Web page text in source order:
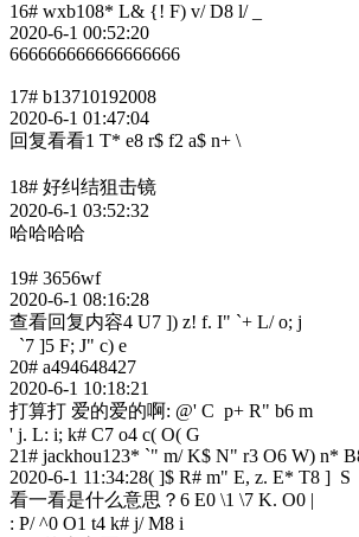
16# wxb108* L& {! F) v/ D8 l/ _
2020-6-1 00:52:20
666666666666666666
17# b13710192008
2020-6-1 01:47:04
回复看看1 T* e8 r$ f2 a$ n+ \
18# 好纠结狙击镜
2020-6-1 03:52:32
哈哈哈哈
19# 3656wf
2020-6-1 08:16:28
查看回复内容4 U7 ]) z! f. I" `+ L/ o; j
`7 ]5 F; J" c) e
20# a494648427
2020-6-1 10:18:21
打算打 爱的爱的啊: @' C p+ R" b6 m
' j. L: i; k# C7 o4 c( O( G
21# jackhou123* `" m/ K$ N" r3 O6 W) n* B8
2020-6-1 11:34:28( ]$ R# m" E, z. E* T8 ] S
看一看是什么意思？ 6 E0 \1 \7 K. O0 |
: P/ ^0 O1 t4 k# j/ M8 i